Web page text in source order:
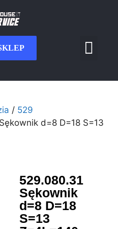
/ 529
d=8 D=18 S=13
529.080.31
Sękownik
d=8 D=18
S=13